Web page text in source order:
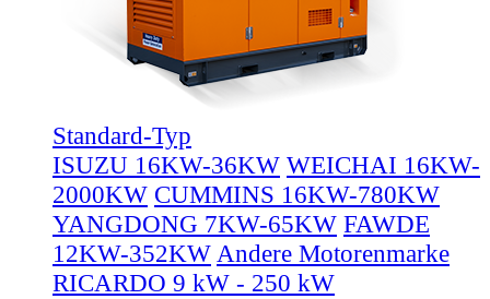
Standard-Typ
ISUZU 16KW-36KW WEICHAI 16KW-
2000KW CUMMINS 16KW-780KW
YANGDONG 7KW-65KW FAWDE
12KW-352KWAndere Motorenmarke
RICARDO 9 kW - 250 kW